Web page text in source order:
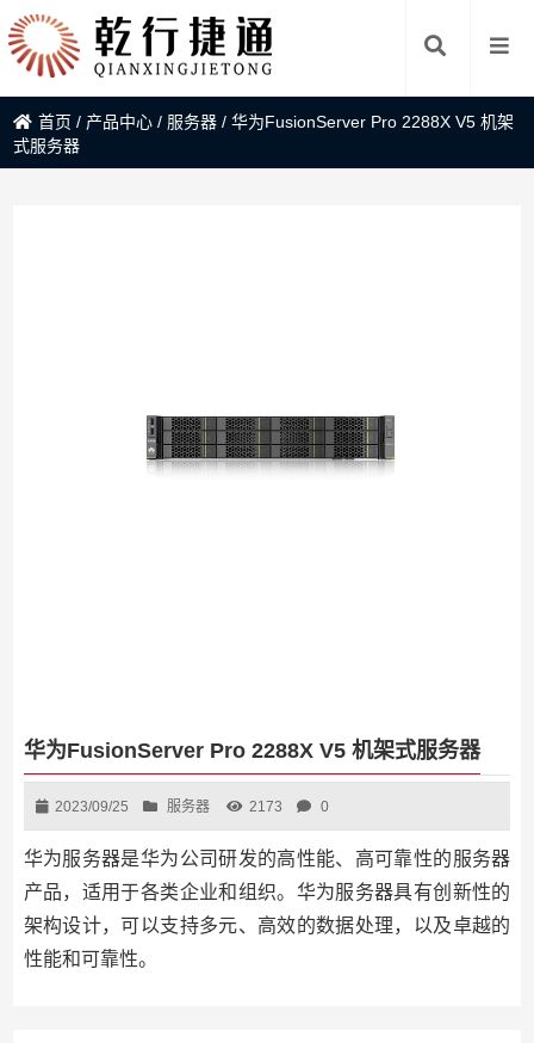
首页 / 产品中心 / 服务器 /华为FusionServer Pro 2288X V5 机架
式服务器
华为FusionServer Pro 2288X V5 机架式服务器
2023/09/25 服务器 2173 0
华为服务器是华为公司研发的高性能、高可靠性的服务器
产品，适用于各类企业和组织。华为服务器具有创新性的
架构设计，可以支持多元、高效的数据处理，以及卓越的
性能和可靠性。